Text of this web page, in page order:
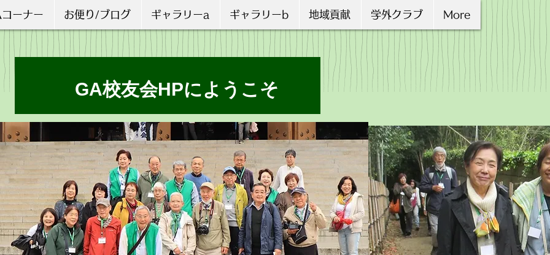
ーナー お便り/ブログ ギャラリーa ギャラリーb 地域貢献 学外クラブ More
GA校友会HPにようこそ